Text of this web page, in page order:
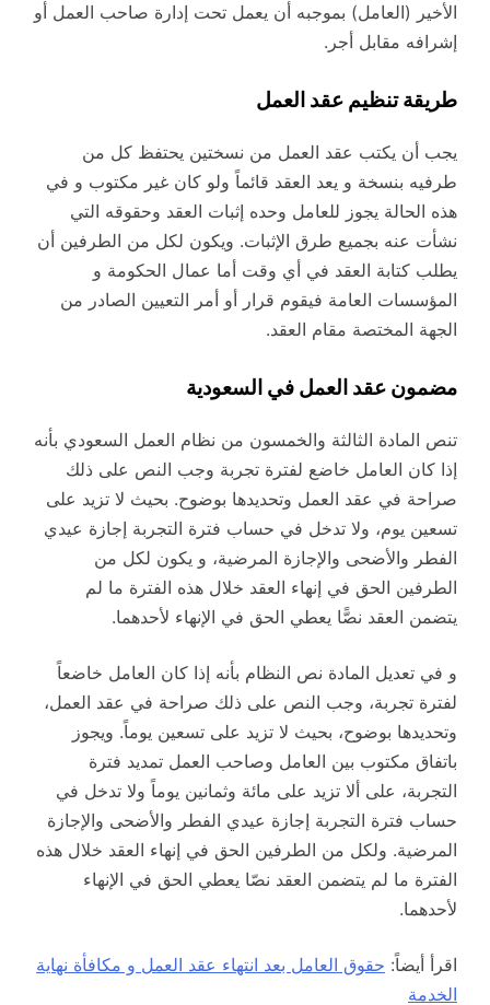
الأخير (العامل) بموجبه أن يعمل تحت إدارة صاحب العمل أو
إشرافه مقابل أجر.
طريقة تنظيم عقد العمل
يجب أن يكتب عقد العمل من نسختين يحتفظ كل من
طرفيه بنسخة و يعد العقد قائماً ولو كان غير مكتوب و في
هذه الحالة يجوز للعامل وحده إثبات العقد وحقوقه التي
نشأت عنه بجميع طرق الإثبات. ويكون لكل من الطرفين أن
يطلب كتابة العقد في أي وقت أما عمال الحكومة و
المؤسسات العامة فيقوم قرار أو أمر التعيين الصادر من
الجهة المختصة مقام العقد.
مضمون عقد العمل في السعودية
تنص المادة الثالثة والخمسون من نظام العمل السعودي بأنه
إذا كان العامل خاضع لفترة تجربة وجب النص على ذلك
صراحة في عقد العمل وتحديدها بوضوح. بحيث لا تزيد على
تسعين يوم، ولا تدخل في حساب فترة التجربة إجازة عيدي
الفطر والأضحى والإجازة المرضية، و يكون لكل من
الطرفين الحق في إنهاء العقد خلال هذه الفترة ما لم
يتضمن العقد نصًّا يعطي الحق في الإنهاء لأحدهما.
و في تعديل المادة نص النظام بأنه إذا كان العامل خاضعاً
لفترة تجربة، وجب النص على ذلك صراحة في عقد العمل،
وتحديدها بوضوح، بحيث لا تزيد على تسعين يوماً. ويجوز
باتفاق مكتوب بين العامل وصاحب العمل تمديد فترة
التجربة، على ألا تزيد على مائة وثمانين يوماً ولا تدخل في
حساب فترة التجربة إجازة عيدي الفطر والأضحى والإجازة
المرضية. ولكل من الطرفين الحق في إنهاء العقد خلال هذه
الفترة ما لم يتضمن العقد نصّا يعطي الحق في الإنهاء
لأحدهما.
اقرأ أيضاً: حقوق العامل بعد انتهاء عقد العمل و مكافأة نهاية
الخدمة